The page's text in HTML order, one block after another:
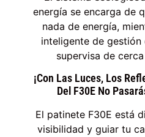
energía se encarga de
nada de energía,
inteligente de gestión
supervisa de
¡Con Las Luces, Los
Del F30E No
El patinete F30E está
visibilidad y guiar tu